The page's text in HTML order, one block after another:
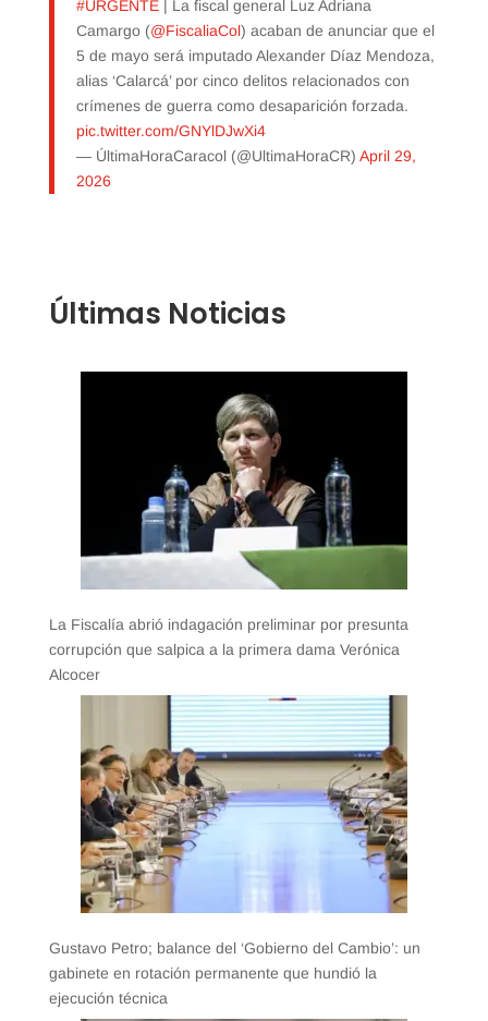
#URGENTE| La fiscal general Luz Adriana
Camargo (@FiscaliaCol) acaban de anunciar que el
5 de mayo será imputado Alexander Díaz Mendoza,
alias ‘Calarcá’ por cinco delitos relacionados con
crímenes de guerra como desaparición forzada.
pic.twitter.com/GNYlDJwXi4
— ÚltimaHoraCaracol (@UltimaHoraCR) April 29,
2026
Últimas Noticias
La Fiscalía abrió indagación preliminar por presunta
corrupción que salpica a la primera dama Verónica
Alcocer
Gustavo Petro; balance del ‘Gobierno del Cambio’: un
gabinete en rotación permanente que hundió la
ejecución técnica